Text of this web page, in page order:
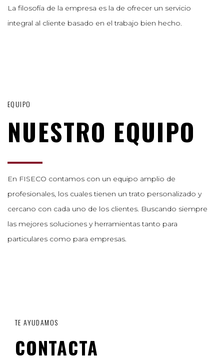
La filosofía de la empresa es la de ofrecer un servicio
integral al cliente basado en el trabajo bien hecho.
EQUIPO
NUESTRO EQUIPO
En FISECO contamos con un equipo amplio de
profesionales, los cuales tienen un trato personalizado y
cercano con cada uno de los clientes. Buscando siempre
las mejores soluciones y herramientas tanto para
particulares como para empresas.
TE AYUDAMOS
CONTACTA